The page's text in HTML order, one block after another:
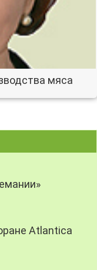
мяса
Atlantica